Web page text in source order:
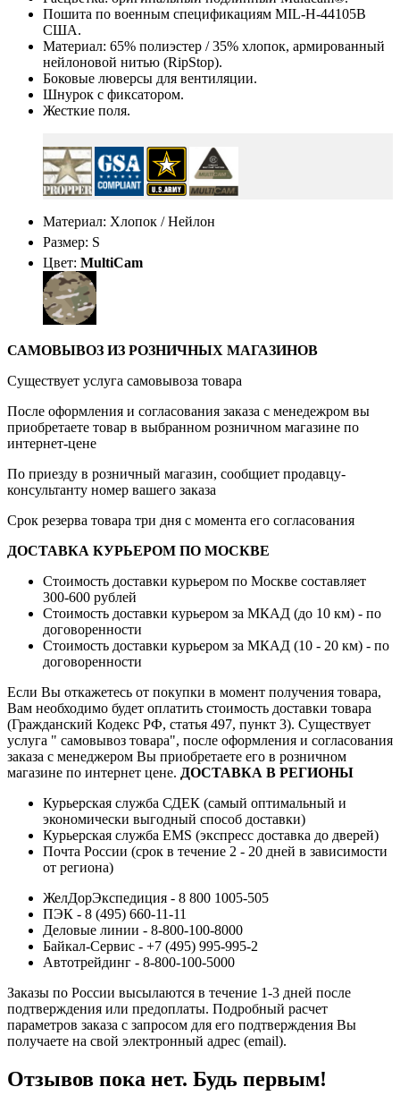
Пошита по военным спецификациям MIL-H-44105B
США.
Материал: 65% полиэстер / 35% хлопок, армированный
нейлоновой нитью (RipStop).
Боковые люверсы для вентиляции.
Шнурок с фиксатором.
Жесткие поля.
Материал: Хлопок / Нейлон
Размер: S
Цвет: MultiCam
САМОВЫВОЗ ИЗ РОЗНИЧНЫХ МАГАЗИНОВ
Существует услуга самовывоза товара
После оформления и согласования заказа с менедежром вы
приобретаете товар в выбранном розничном магазине по
интернет-цене
По приезду в розничный магазин, сообщиет продавцу-
консультанту номер вашего заказа
Срок резерва товара три дня с момента его согласования
ДОСТАВКА КУРЬЕРОМ ПО МОСКВЕ
Стоимость доставки курьером по Москве составляет
300-600 рублей
Стоимость доставки курьером за МКАД (до 10 км) - по
договоренности
Стоимость доставки курьером за МКАД (10 - 20 км) - по
договоренности
Если Вы откажетесь от покупки в момент получения товара,
Вам необходимо будет оплатить стоимость доставки товара
(Гражданский Кодекс РФ, статья 497, пункт 3). Существует
услуга " самовывоз товара", после оформления и согласования
заказа с менеджером Вы приобретаете его в розничном
магазине по интернет цене. ДОСТАВКА В РЕГИОНЫ
Курьерская служба СДЕК (самый оптимальный и
экономически выгодный способ доставки)
Курьерская служба EMS (экспресс доставка до дверей)
Почта России (срок в течение 2 - 20 дней в зависимости
от региона)
ЖелДорЭкспедиция - 8 800 1005-505
ПЭК - 8 (495) 660-11-11
Деловые линии - 8-800-100-8000
Байкал-Сервис - +7 (495) 995-995-2
Автотрейдинг - 8-800-100-5000
Заказы по России высылаются в течение 1-3 дней после
подтверждения или предоплаты. Подробный расчет
параметров заказа с запросом для его подтверждения Вы
получаете на свой электронный адрес (email).
Отзывов пока нет. Будь первым!